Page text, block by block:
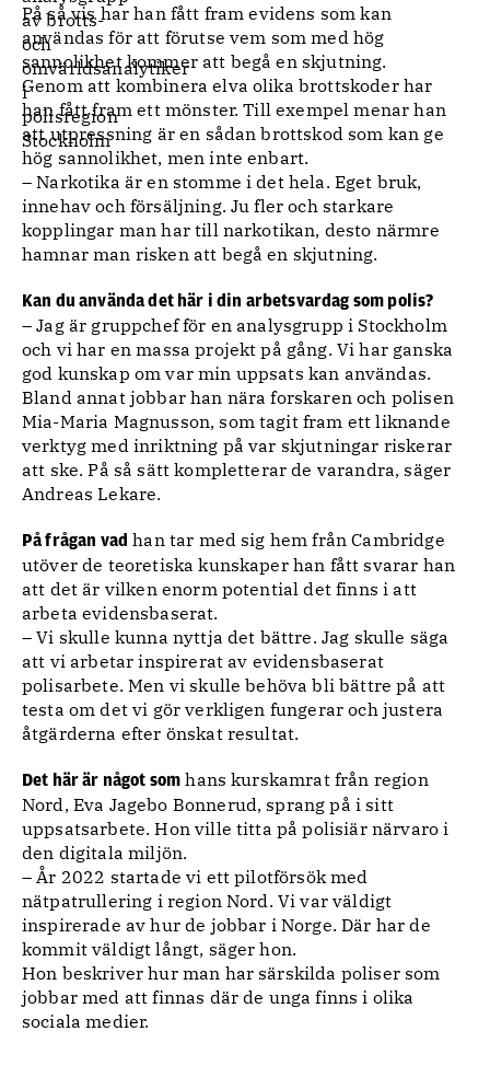
På så vis har han fått fram evidens som kan
användas för att förutse vem som med hög
sannolikhet kommer att begå en skjutning.
Genom att kombinera elva olika brottskoder har
han fått fram ett mönster. Till exempel menar han
att utpressning är en sådan brottskod som kan ge
hög sannolikhet, men inte enbart.
– Narkotika är en stomme i det hela. Eget bruk,
innehav och försäljning. Ju fler och starkare
kopplingar man har till narkotikan, desto närmre
hamnar man risken att begå en skjutning.
Kan du använda det här i din arbetsvardag som polis?
– Jag är gruppchef för en analysgrupp i Stockholm
och vi har en massa projekt på gång. Vi har ganska
god kunskap om var min uppsats kan användas.
Bland annat jobbar han nära forskaren och polisen
Mia-Maria Magnusson, som tagit fram ett liknande
verktyg med inriktning på var skjutningar riskerar
att ske. På så sätt kompletterar de varandra, säger
Andreas Lekare.
På frågan vad han tar med sig hem från Cambridge
utöver de teoretiska kunskaper han fått svarar han
att det är vilken enorm potential det finns i att
arbeta evidensbaserat.
– Vi skulle kunna nyttja det bättre. Jag skulle säga
att vi arbetar inspirerat av evidensbaserat
polisarbete. Men vi skulle behöva bli bättre på att
testa om det vi gör verkligen fungerar och justera
åtgärderna efter önskat resultat.
Det här är något som hans kurskamrat från region
Nord, Eva Jagebo Bonnerud, sprang på i sitt
uppsatsarbete. Hon ville titta på polisiär närvaro i
den digitala miljön.
– År 2022 startade vi ett pilotförsök med
nätpatrullering i region Nord. Vi var väldigt
inspirerade av hur de jobbar i Norge. Där har de
kommit väldigt långt, säger hon.
Hon beskriver hur man har särskilda poliser som
jobbar med att finnas där de unga finns i olika
sociala medier.